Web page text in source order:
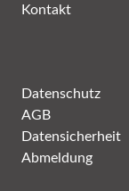
Kontakt
Datenschutz
AGB
Datensicherheit
Abmeldung